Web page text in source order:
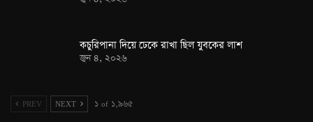
কচুরিপানা দিয়ে ঢেকে রাখা ছিল যুবকের লাশ
জুন ৪, ২০২৬
PREV NEXT ১ of ১,৯৬৫